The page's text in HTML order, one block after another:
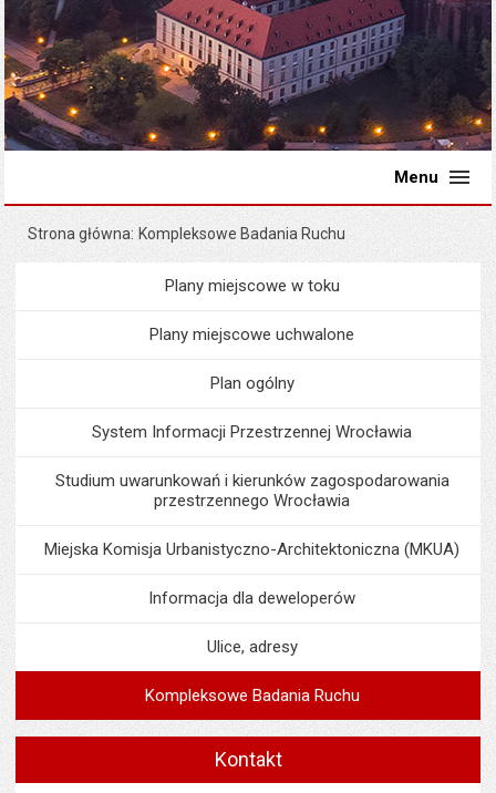
Menu
Strona główna Kompleksowe Badania Ruchu
Menu Planowanie przestrzenne
Plany miejscowe w toku
Plany miejscowe uchwalone
Plan ogólny
System Informacji Przestrzennej Wrocławia
Studium uwarunkowań i kierunków zagospodarowania
przestrzennego Wrocławia
Miejska Komisja Urbanistyczno-Architektoniczna (MKUA)
Informacja dla deweloperów
Ulice, adresy
Kompleksowe Badania Ruchu
Kontakt